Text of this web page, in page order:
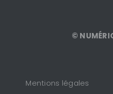
©
Mentions légales